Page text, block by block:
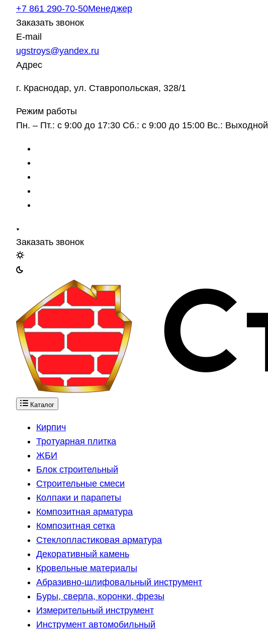
+7 861 290-70-50Менеджер
Заказать звонок
E-mail
ugstroys@yandex.ru
Адрес
г. Краснодар, ул. Ставропольская, 328/1
Режим работы
Пн. – Пт.: с 9:00 до 17:30 Сб.: с 9:00 до 15:00 Вс.: Выходной
Заказать звонок
Каталог
Кирпич
Тротуарная плитка
ЖБИ
Блок строительный
Строительные смеси
Колпаки и парапеты
Композитная арматура
Композитная сетка
Стеклопластиковая арматура
Декоративный камень
Кровельные материалы
Абразивно-шлифовальный инструмент
Буры, сверла, коронки, фрезы
Измерительный инструмент
Инструмент автомобильный